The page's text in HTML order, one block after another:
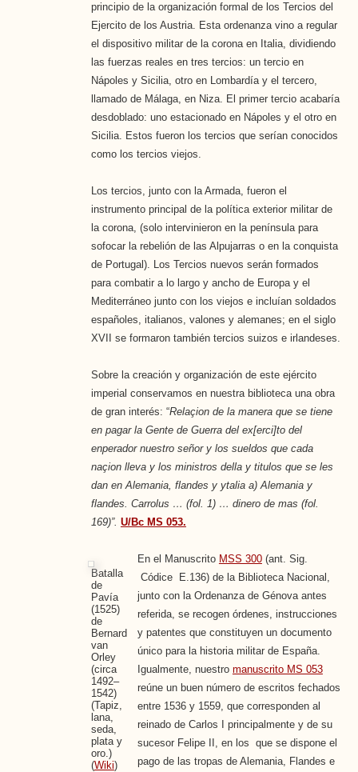
principio de la organización formal de los Tercios del
Ejercito de los Austria. Esta ordenanza vino a regular
el dispositivo militar de la corona en Italia, dividiendo
las fuerzas reales en tres tercios: un tercio en
Nápoles y Sicilia, otro en Lombardía y el tercero,
llamado de Málaga, en Niza. El primer tercio acabaría
desdoblado: uno estacionado en Nápoles y el otro en
Sicilia. Estos fueron los tercios que serían conocidos
como los tercios viejos.
Los tercios, junto con la Armada, fueron el
instrumento principal de la política exterior militar de
la corona, (solo intervinieron en la península para
sofocar la rebelión de las Alpujarras o en la conquista
de Portugal). Los Tercios nuevos serán formados
para combatir a lo largo y ancho de Europa y el
Mediterráneo junto con los viejos e incluían soldados
españoles, italianos, valones y alemanes; en el siglo
XVII se formaron también tercios suizos e irlandeses.
Sobre la creación y organización de este ejército
imperial conservamos en nuestra biblioteca una obra
de gran interés: “Relaçion de la manera que se tiene
en pagar la Gente de Guerra del ex[erci]to del
enperador nuestro señor y los sueldos que cada
naçion lleva y los ministros della y titulos que se les
dan en Alemania, flandes y ytalia a) Alemania y
flandes. Carrolus … (fol. 1) … dinero de mas (fol.
169)”. U/Bc MS 053.
Batalla
de
Pavía
(1525)
de
Bernard
van
Orley
(circa
1492–
1542)
(Tapiz,
lana,
seda,
plata y
oro.)
(Wiki)
En el Manuscrito MSS 300(ant. Sig.
Códice E.136) de la Biblioteca Nacional,
junto con la Ordenanza de Génova antes
referida, se recogen órdenes, instrucciones
y patentes que constituyen un documento
único para la historia militar de España.
Igualmente, nuestro manuscrito MS 053
reúne un buen número de escritos fechados
entre 1536 y 1559, que corresponden al
reinado de Carlos I principalmente y de su
sucesor Felipe II, en los que se dispone el
pago de las tropas de Alemania, Flandes e